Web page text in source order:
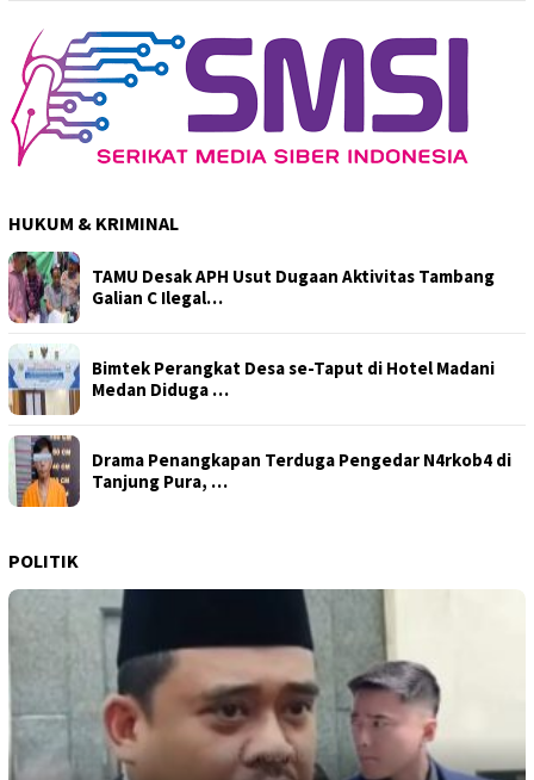
HUKUM & KRIMINAL
TAMU Desak APH Usut Dugaan Aktivitas Tambang
Galian C Ilegal…
Bimtek Perangkat Desa se-Taput di Hotel Madani
Medan Diduga …
Drama Penangkapan Terduga Pengedar N4rkob4 di
Tanjung Pura, …
POLITIK